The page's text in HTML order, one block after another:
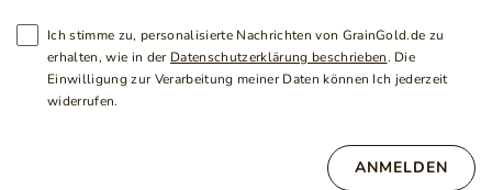
Ich stimme zu, personalisierte Nachrichten von GrainGold.de zu
erhalten, wie in der Datenschutzerklärung beschrieben. Die
Einwilligung zur Verarbeitung meiner Daten können Ich jederzeit
widerrufen.
ANMELDEN